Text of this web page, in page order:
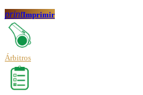
printImprimir
Árbitros